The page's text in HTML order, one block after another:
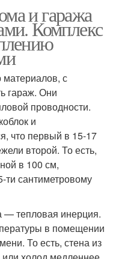
и гаража
Комплекс
материалов, с
гараж. Они
проводности.
и
что первый в 15-17
второй. То есть,
в 100 см,
ти сантиметровому
— тепловая инерция.
в помещении
То есть, стена из